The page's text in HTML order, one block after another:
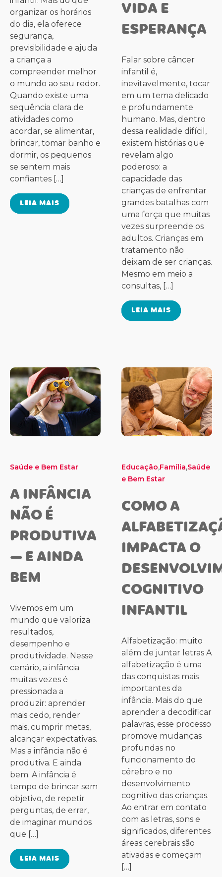
organizar os horários
do dia, ela oferece
segurança,
previsibilidade e ajuda
a criança a
compreender melhor
o mundo ao seu redor.
Quando existe uma
sequência clara de
atividades como
acordar, se alimentar,
brincar, tomar banho e
dormir, os pequenos
se sentem mais
confiantes […]
LEIA MAIS
VIDA E
ESPERANÇA
Falar sobre câncer
infantil é,
inevitavelmente, tocar
em um tema delicado
e profundamente
humano. Mas, dentro
dessa realidade difícil,
existem histórias que
revelam algo
poderoso: a
capacidade das
crianças de enfrentar
grandes batalhas com
uma força que muitas
vezes surpreende os
adultos. Crianças em
tratamento não
deixam de ser crianças.
Mesmo em meio a
consultas, […]
LEIA MAIS
Saúde e Bem Estar
A INFÂNCIA
NÃO É
PRODUTIVA
— E AINDA
BEM
Vivemos em um
mundo que valoriza
resultados,
desempenho e
produtividade. Nesse
cenário, a infância
muitas vezes é
pressionada a
produzir: aprender
mais cedo, render
mais, cumprir metas,
alcançar expectativas.
Mas a infância não é
produtiva. E ainda
bem. A infância é
tempo de brincar sem
objetivo, de repetir
perguntas, de errar,
de imaginar mundos
que […]
LEIA MAIS
Educação,Família,Saúde
e Bem Estar
COMO A
IMPACTA O
COGNITIVO
INFANTIL
Alfabetização: muito
além de juntar letras A
alfabetização é uma
das conquistas mais
importantes da
infância. Mais do que
aprender a decodificar
palavras, esse processo
promove mudanças
profundas no
funcionamento do
cérebro e no
desenvolvimento
cognitivo das crianças.
Ao entrar em contato
com as letras, sons e
significados, diferentes
áreas cerebrais são
ativadas e começam
[…]